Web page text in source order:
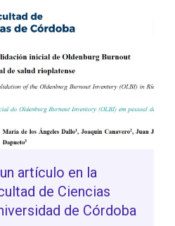
artículo en la
de Ciencias
de Córdoba